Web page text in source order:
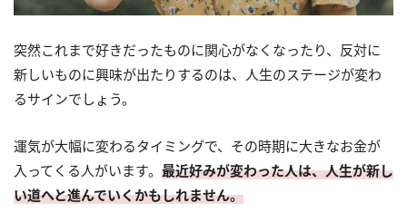
突然これまで好きだったものに関心がなくなったり、反対に
新しいものに興味が出たりするのは、人生のステージが変わ
るサインでしょう。
運気が大幅に変わるタイミングで、その時期に大きなお金が
入ってくる人がいます。 最近好みが変わった人は、人生が新し
い道へと進んでいくかもしれません。